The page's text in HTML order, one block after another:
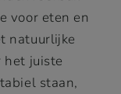
voor eten en
natuurlijke
het juiste
staan,